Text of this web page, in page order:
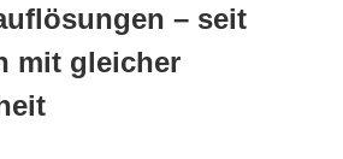
– seit
mit gleicher